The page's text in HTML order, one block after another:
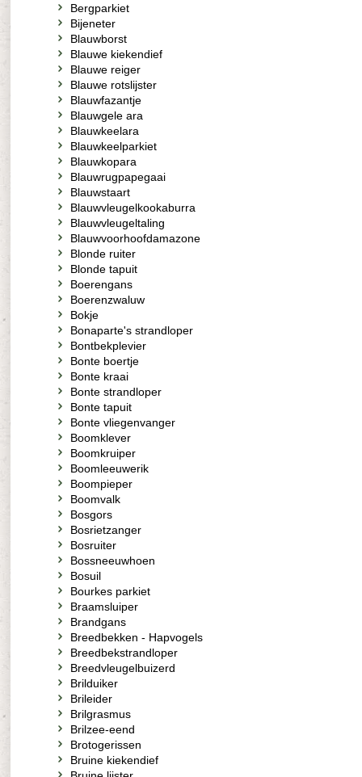
Bergparkiet
Bijeneter
Blauwborst
Blauwe kiekendief
Blauwe reiger
Blauwe rotslijster
Blauwfazantje
Blauwgele ara
Blauwkeelara
Blauwkeelparkiet
Blauwkopara
Blauwrugpapegaai
Blauwstaart
Blauwvleugelkookaburra
Blauwvleugeltaling
Blauwvoorhoofdamazone
Blonde ruiter
Blonde tapuit
Boerengans
Boerenzwaluw
Bokje
Bonaparte's strandloper
Bontbekplevier
Bonte boertje
Bonte kraai
Bonte strandloper
Bonte tapuit
Bonte vliegenvanger
Boomklever
Boomkruiper
Boomleeuwerik
Boompieper
Boomvalk
Bosgors
Bosrietzanger
Bosruiter
Bossneeuwhoen
Bosuil
Bourkes parkiet
Braamsluiper
Brandgans
Breedbekken - Hapvogels
Breedbekstrandloper
Breedvleugelbuizerd
Brilduiker
Brileider
Brilgrasmus
Brilzee-eend
Brotogerissen
Bruine kiekendief